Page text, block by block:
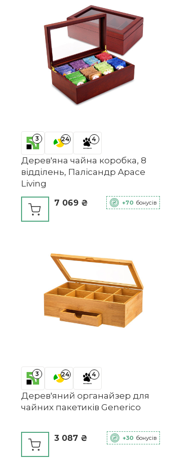
3 24 4
Дерев'яна чайна коробка, 8
відділень, Палісандр Apace
Living
7 069 ₴ +70 бонусів
3 24 4
Дерев'яний органайзер для
чайних пакетиків Generico
3 087 ₴ +30 бонусів